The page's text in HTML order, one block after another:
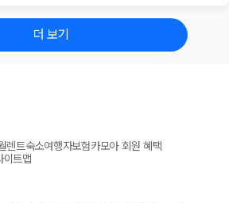
더 보기
렌트숙소여행자보험카모아 회원 혜택
이트맵